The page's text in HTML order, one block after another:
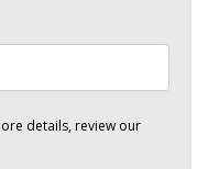
details, review our